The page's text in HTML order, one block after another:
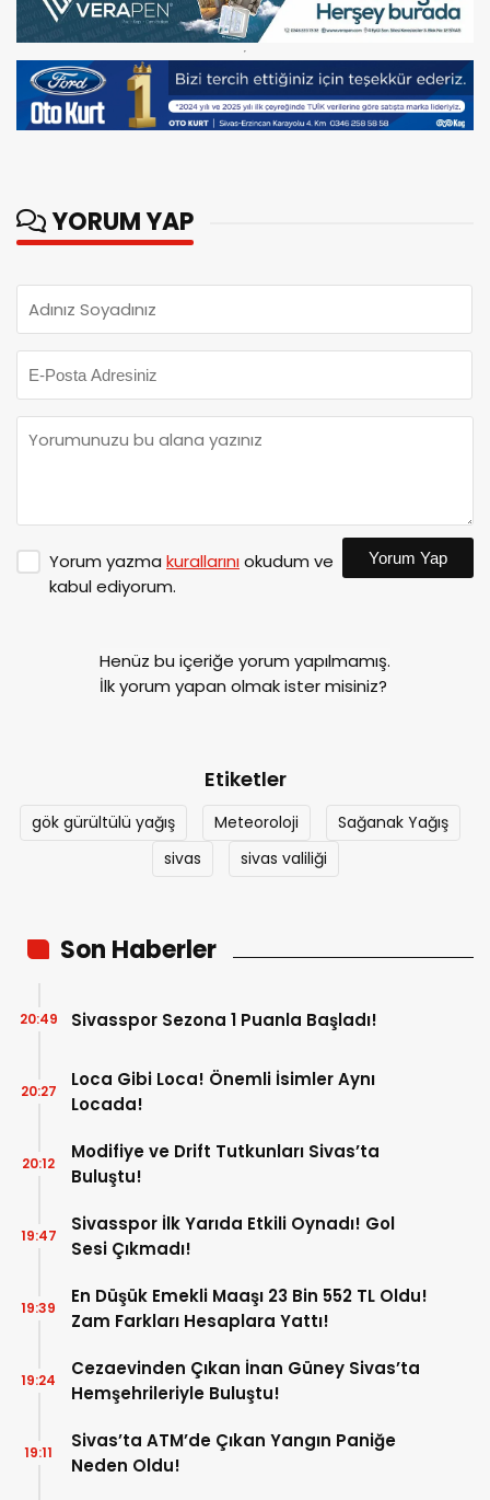
YORUM YAP
Yorum yazma kurallarınıokudum ve
kabul ediyorum.
Yorum Yap
Henüz bu içeriğe yorum yapılmamış.
İlk yorum yapan olmak ister misiniz?
Etiketler
gök gürültülü yağış Meteoroloji
Sağanak Yağış
sivas
sivas valiliği
Son Haberler
Sivasspor Sezona 1 Puanla Başladı!
20:49
Loca Gibi Loca! Önemli İsimler Aynı
Locada!
20:27
Modifiye ve Drift Tutkunları Sivas’ta
Buluştu!
20:12
Sivasspor İlk Yarıda Etkili Oynadı! Gol
Sesi Çıkmadı!
19:47
En Düşük Emekli Maaşı 23 Bin 552 TL Oldu!
Zam Farkları Hesaplara Yattı!
19:39
Cezaevinden Çıkan İnan Güney Sivas’ta
Hemşehrileriyle Buluştu!
19:24
Sivas’ta ATM’de Çıkan Yangın Paniğe
Neden Oldu!
19:11